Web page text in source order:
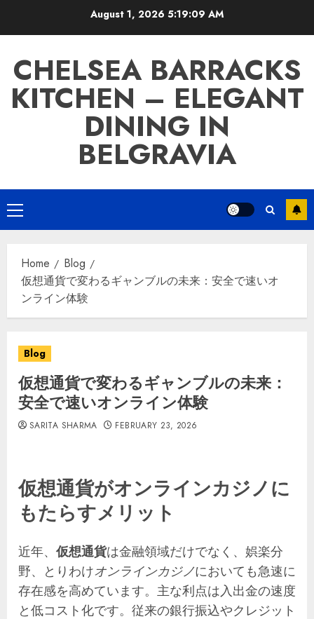
August 1, 2026 5:19:09 AM
CHELSEA BARRACKS
KITCHEN – ELEGANT
DINING IN
BELGRAVIA
Primary
Menu
Home
Blog
仮想通貨で変わるギャンブルの未来：安全で速いオ
ンライン体験
Blog
仮想通貨で変わるギャンブルの未来：
安全で速いオンライン体験
SARITA SHARMA FEBRUARY 23, 2026
仮想通貨がオンラインカジノに
もたらすメリット
近年、 仮想通貨は金融領域だけでなく、娯楽分
野、とりわけオンラインカジノにおいても急速に
存在感を高めています。主な利点は入出金の速度
と低コスト化です。従来の銀行振込やクレジット